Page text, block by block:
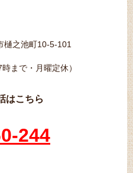
樋之池町10-5-101
まで・月曜定休）
はこちら
244